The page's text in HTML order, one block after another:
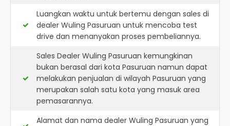
Luangkan waktu untuk bertemu dengan sales di
dealer Wuling Pasuruan untuk mencoba test
drive dan menanyakan proses pembeliannya.
Sales Dealer Wuling Pasuruan kemungkinan
bukan berasal dari kota Pasuruan namun dapat
melakukan penjualan di wilayah Pasuruan yang
merupakan salah satu kota yang masuk area
pemasarannya.
Alamat dan nama dealer Wuling Pasuruan yang